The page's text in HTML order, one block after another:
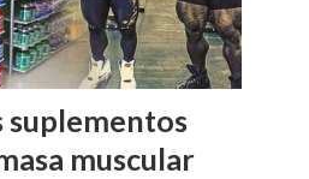
suplementos
muscular